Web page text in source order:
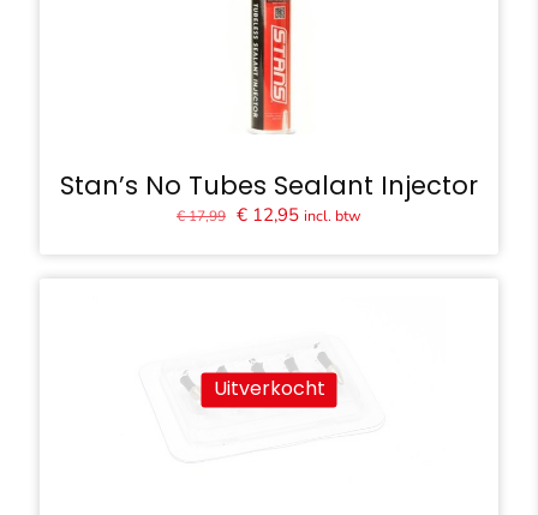
Stan’s No Tubes Sealant Injector
€17,99 Oorspronkelijke
€ 12,95Huidige
incl. btw
Uitverkocht